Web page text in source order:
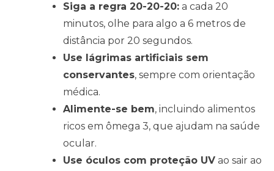
Siga a regra 20-20-20: a cada 20
minutos, olhe para algo a 6 metros de
distância por 20 segundos.
Use lágrimas artificiais sem
conservantes, sempre com orientação
médica.
Alimente-se bem, incluindo alimentos
ricos em ômega 3, que ajudam na saúde
ocular.
Use óculos com proteção UV ao sair ao